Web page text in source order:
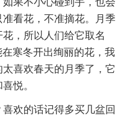
看花，不准摘花。月季
，所以人们给它取名
寒冬开出绚丽的花，我
喜欢春天的月季了，它
悦。
欢的话记得多买几盆回